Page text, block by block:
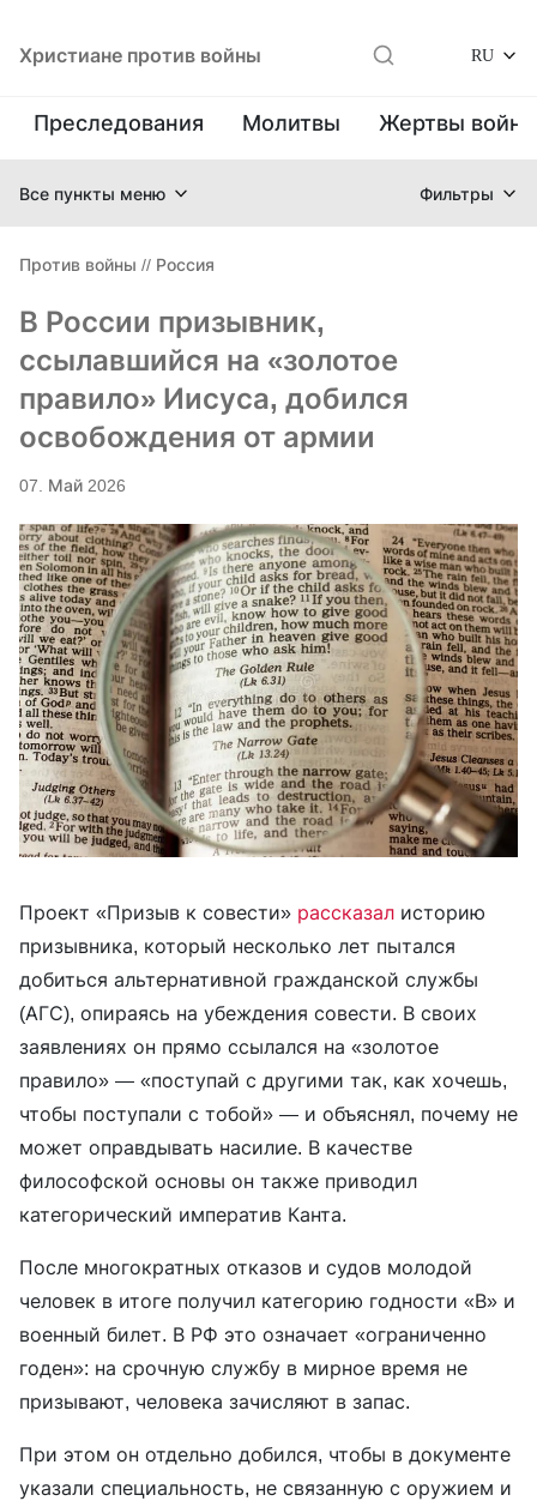
Христиане против войны RU
Преследования Молитвы Жертвы
Все пункты меню Фильтры
Против войны // Россия
В России призывник,
ссылавшийся на «золотое
правило» Иисуса, добился
освобождения от армии
07. Май 2026
Проект «Призыв к совести» рассказал историю
призывника, который несколько лет пытался
добиться альтернативной гражданской службы
(АГС), опираясь на убеждения совести. В своих
заявлениях он прямо ссылался на «золотое
правило» — «поступай с другими так, как хочешь,
чтобы поступали с тобой» — и объяснял, почему не
может оправдывать насилие. В качестве
философской основы он также приводил
категорический императив Канта.
После многократных отказов и судов молодой
человек в итоге получил категорию годности «В» и
военный билет. В РФ это означает «ограниченно
годен»: на срочную службу в мирное время не
призывают, человека зачисляют в запас.
При этом он отдельно добился, чтобы в документе
указали специальность, не связанную с оружием и